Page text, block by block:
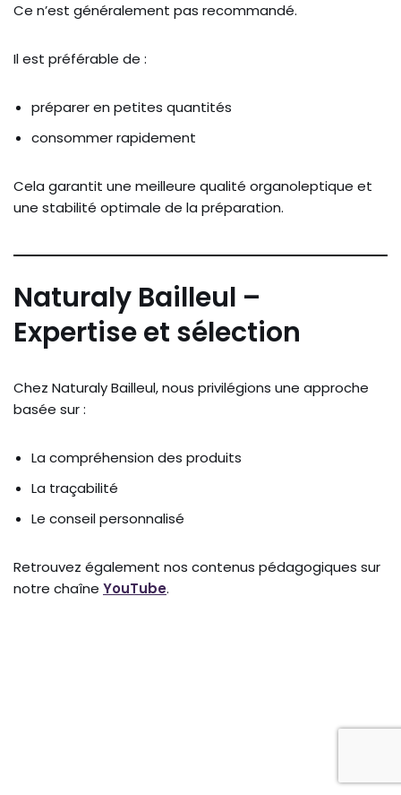
Ce n’est généralement pas recommandé.
Il est préférable de :
préparer en petites quantités
consommer rapidement
Cela garantit une meilleure qualité organoleptique et
une stabilité optimale de la préparation.
Naturaly Bailleul –
Expertise et sélection
Chez Naturaly Bailleul, nous privilégions une approche
basée sur :
La compréhension des produits
La traçabilité
Le conseil personnalisé
Retrouvez également nos contenus pédagogiques sur
notre chaîne YouTube.